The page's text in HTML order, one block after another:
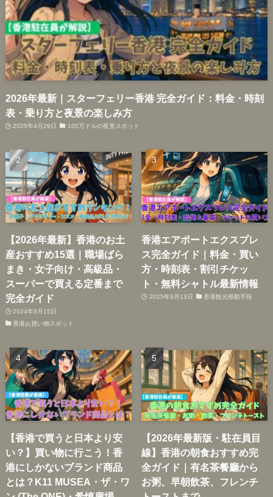
2026年最新｜スターフェリー香港 完全ガイド：料金・時刻
表・乗り方と夜景の楽しみ方
2025年4月29日 100万ドルの夜景スポット
【2026年最新】香港のお土
産おすすめ15選｜職場ばら
まき・女子向け・高級品・
スーパーで買える定番まで
完全ガイド
2024年9月15日
香港お買い物スポット
香港エアポートエクスプレ
ス完全ガイド｜料金・買い
方・時刻表・割引チケッ
ト・無料シャトル最新情報
2025年8月13日 香港観光移動手段
【香港で買うと日本より安
い？】買い物に行こう！香
港にしかないブランド商品
とは？K11 MUSEA・ザ・ワ
【2026年最新版・駐在員目
線】香港の朝食おすすめ完
全ガイド｜有名茶餐廳から
お粥、早朝飲茶、フレンチ